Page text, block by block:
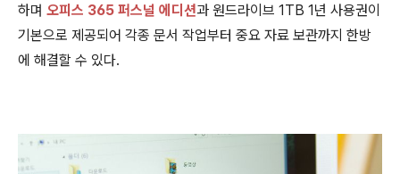
하며 오피스 365 퍼스널 에디션과 원드라이브 1TB 1년 사용권이
기본으로 제공되어 각종 문서 작업부터 중요 자료 보관까지 한방
에 해결할 수 있다.